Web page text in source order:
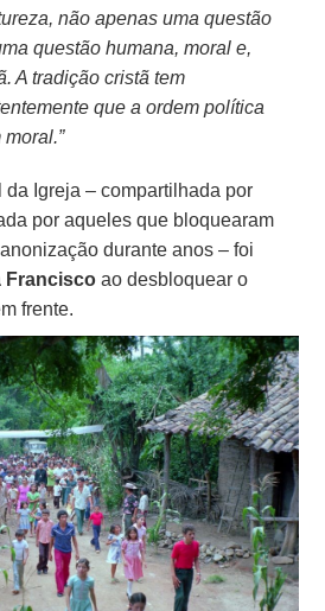
não apenas uma questão
questão humana, moral e,
A tradição cristã tem
que a ordem política
da Igreja – compartilhada por
por aqueles que bloquearam
durante anos – foi
Francisco ao desbloquear o
frente.